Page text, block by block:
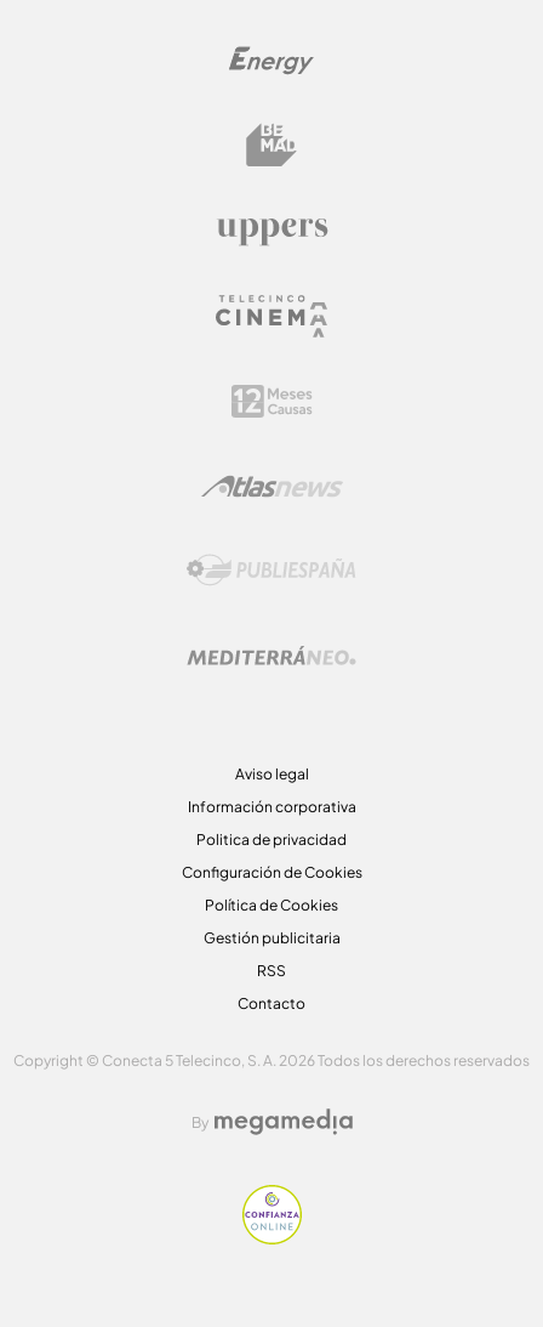
Aviso legal
Información corporativa
Politica de privacidad
Configuración de Cookies
Política de Cookies
Gestión publicitaria
RSS
Contacto
Copyright © Conecta 5 Telecinco, S. A. 2026 Todos los derechos reservados
By